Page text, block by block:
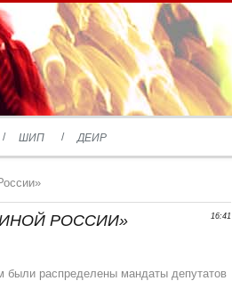
ШИП ДЕИР
16:41
РОССИИ»
были распределены мандаты депутатов